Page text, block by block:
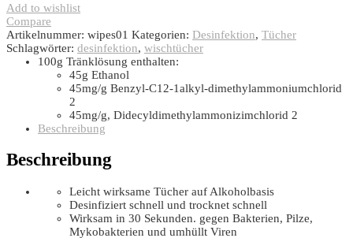
Add to wishlist
Compare
Artikelnummer: wipes01 Kategorien: Desinfektion, Tücher
Schlagwörter: desinfektion, wischtücher
100g Tränklösung enthalten:
45g Ethanol
45mg/g Benzyl-C12-1alkyl-dimethylammoniumchlorid
2
45mg/g, Didecyldimethylammonizimchlorid 2
Beschreibung
Beschreibung
Leicht wirksame Tücher auf Alkoholbasis
Desinfiziert schnell und trocknet schnell
Wirksam in 30 Sekunden. gegen Bakterien, Pilze,
Mykobakterien und umhüllt Viren